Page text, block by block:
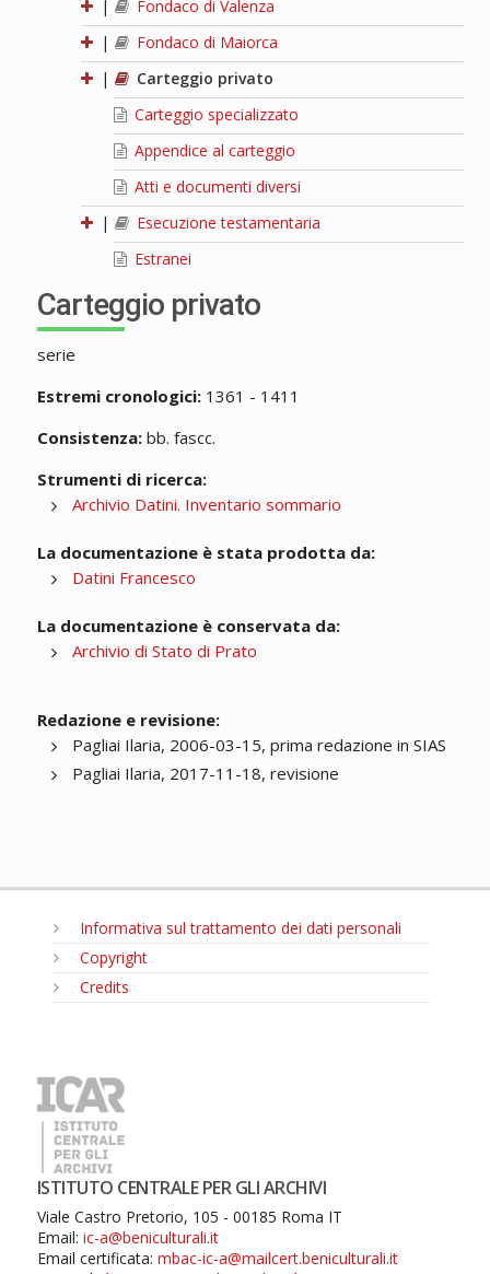
|
Fondaco di Valenza
|
Fondaco di Maiorca
|
Carteggio privato
Carteggio specializzato
Appendice al carteggio
Atti e documenti diversi
|
Esecuzione testamentaria
Estranei
Carteggio privato
serie
Estremi cronologici:1361 - 1411
Consistenza:bb. fascc.
Strumenti di ricerca:
Archivio Datini. Inventario sommario
La documentazione è stata prodotta da:
Datini Francesco
La documentazione è conservata da:
Archivio di Stato di Prato
Redazione e revisione:
Pagliai Ilaria, 2006-03-15, prima redazione in SIAS
Pagliai Ilaria, 2017-11-18, revisione
Informativa sul trattamento dei dati personali
Copyright
Credits
ISTITUTO CENTRALE PER GLI ARCHIVI
Viale Castro Pretorio, 105 - 00185 Roma IT
Email: ic-a@beniculturali.it
Email certificata: mbac-ic-a@mailcert.beniculturali.it